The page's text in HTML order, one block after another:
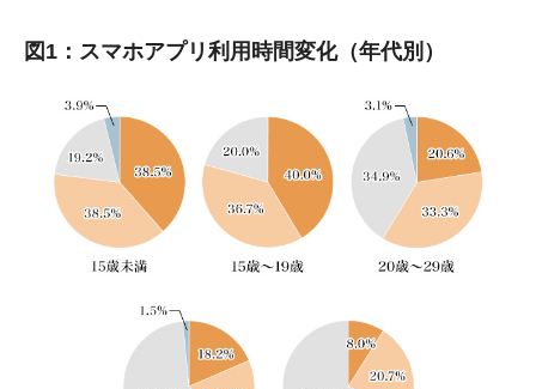
図1：スマホアプリ利用時間変化（年代別）